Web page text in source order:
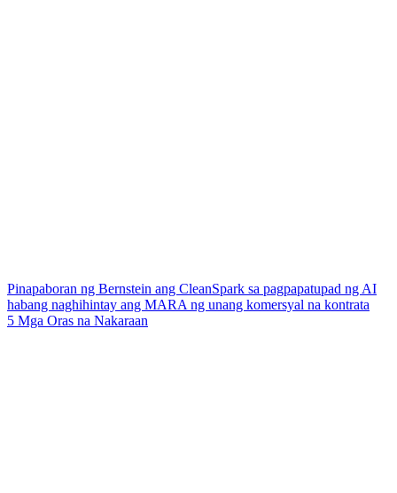
Pinapaboran ng Bernstein ang CleanSpark sa pagpapatupad ng AI
habang naghihintay ang MARA ng unang komersyal na kontrata
5 Mga Oras na Nakaraan